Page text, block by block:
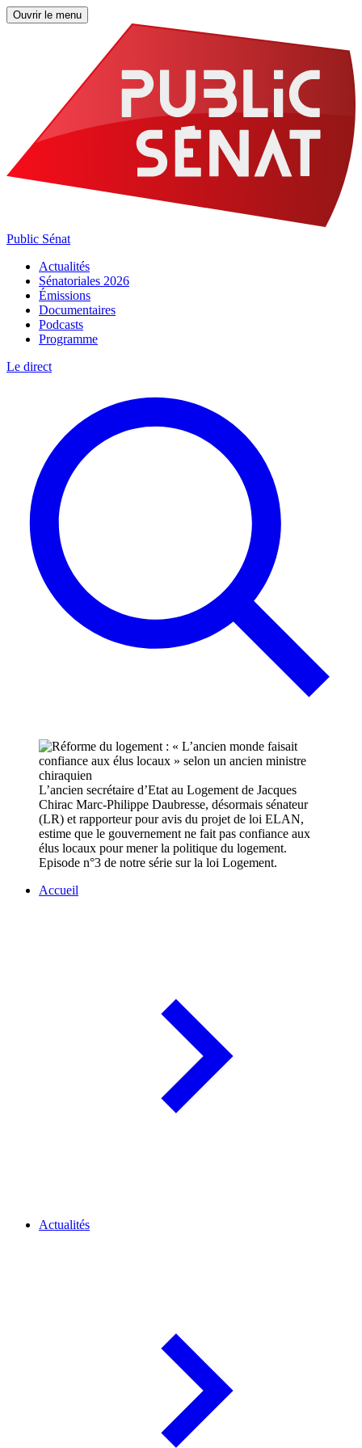
Ouvrir le menu
Public Sénat
Actualités
Sénatoriales 2026
Émissions
Documentaires
Podcasts
Programme
Le direct
L’ancien secrétaire d’Etat au Logement de Jacques
Chirac Marc-Philippe Daubresse, désormais sénateur
(LR) et rapporteur pour avis du projet de loi ELAN,
estime que le gouvernement ne fait pas confiance aux
élus locaux pour mener la politique du logement.
Episode n°3 de notre série sur la loi Logement.
Accueil
Actualités